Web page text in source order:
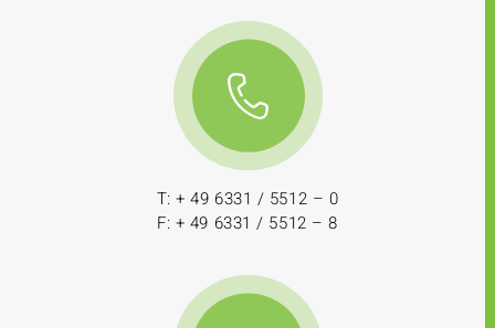
T: + 49 6331 / 5512 – 0
F: + 49 6331 / 5512 – 8